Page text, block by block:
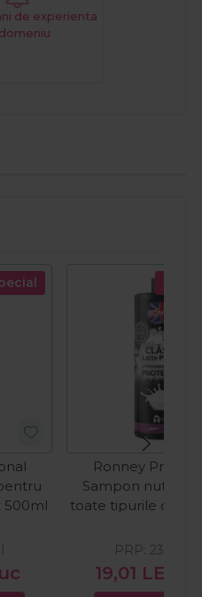
de experienta
500ml
Ronney
Sampon nutritiv
toate tipurile de
19,01 LEI
PRP: 23,00